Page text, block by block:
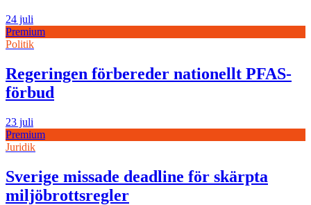
24 juli
Premium
Politik
Regeringen förbereder nationellt PFAS-
förbud
23 juli
Premium
Juridik
Sverige missade deadline för skärpta
miljöbrottsregler